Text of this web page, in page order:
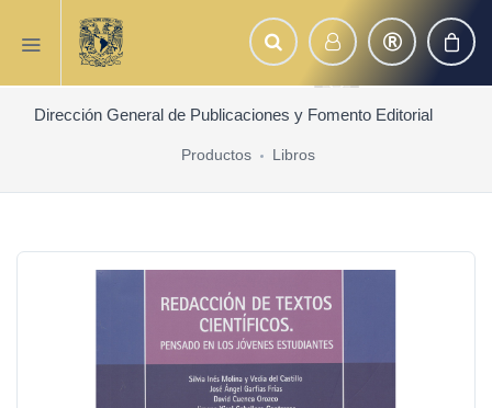
Dirección General de Publicaciones y Fomento Editorial
Productos Libros